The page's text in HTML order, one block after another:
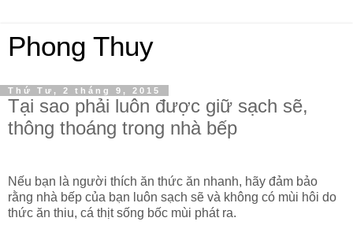
Phong Thuy
Thứ Tư, 2 tháng 9, 2015
Tại sao phải luôn được giữ sạch sẽ,
thông thoáng trong nhà bếp
Nếu bạn là người thích ăn thức ăn nhanh, hãy đảm bảo
rằng nhà bếp của bạn luôn sạch sẽ và không có mùi hôi do
thức ăn thiu, cá thịt sống bốc mùi phát ra.